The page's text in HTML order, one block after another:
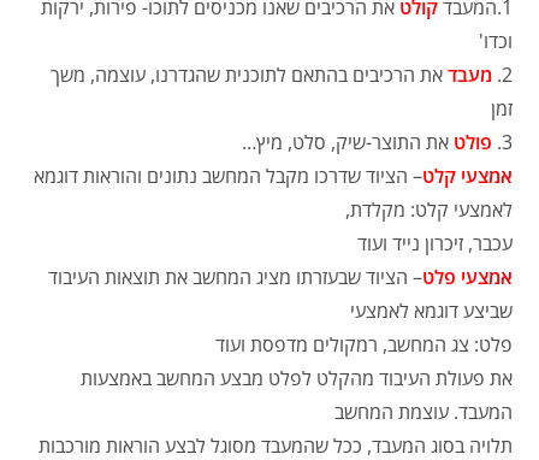
1.המעבד
קולט את הרכיבים שאנו מכניסים לתוכו- פירות, ירקות
וכדו'
2. מעבד את הרכיבים בהתאם לתוכנית שהגדרנו, עוצמה, משך
זמן
3. פולט את התוצר-שיק, סלט, מיץ…
אמצעי קלט– הציוד שדרכו מקבל המחשב נתונים והוראות דוגמא
לאמצעי קלט: מקלדת,
עכבר, זיכרון נייד ועוד
אמצעי פלט– הציוד שבעזרתו מציג המחשב את תוצאות העיבוד
שביצע דוגמא לאמצעי
פלט: צג המחשב, רמקולים מדפסת ועוד
את פעולת העיבוד מהקלט לפלט מבצע המחשב באמצעות
המעבד. עוצמת המחשב
תלויה בסוג המעבד, ככל שהמעבד מסוגל לבצע הוראות מורכבות